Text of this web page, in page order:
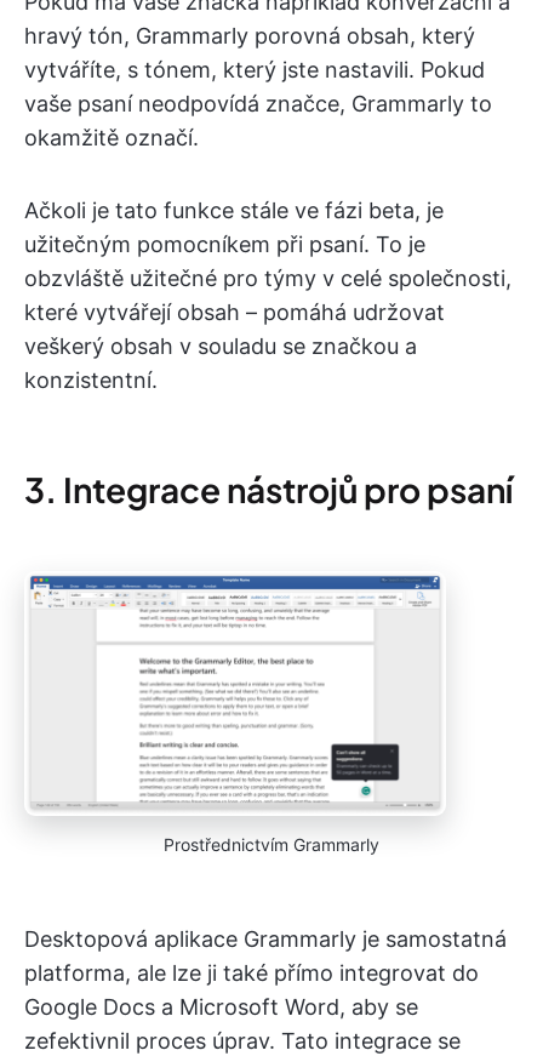
hravý tón, Grammarly porovná obsah, který
vytváříte, s tónem, který jste nastavili. Pokud
vaše psaní neodpovídá značce, Grammarly to
okamžitě označí.
Ačkoli je tato funkce stále ve fázi beta, je
užitečným pomocníkem při psaní. To je
obzvláště užitečné pro týmy v celé společnosti,
které vytvářejí obsah – pomáhá udržovat
veškerý obsah v souladu se značkou a
konzistentní.
3. Integrace nástrojů pro psaní
Prostřednictvím Grammarly
Desktopová aplikace Grammarly je samostatná
platforma, ale lze ji také přímo integrovat do
Google Docs a Microsoft Word, aby se
zefektivnil proces úprav. Tato integrace se